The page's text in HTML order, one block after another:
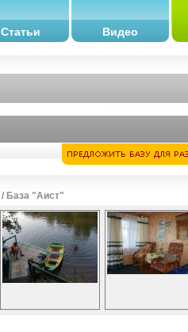
Статьи Видео
/ База "Аист"